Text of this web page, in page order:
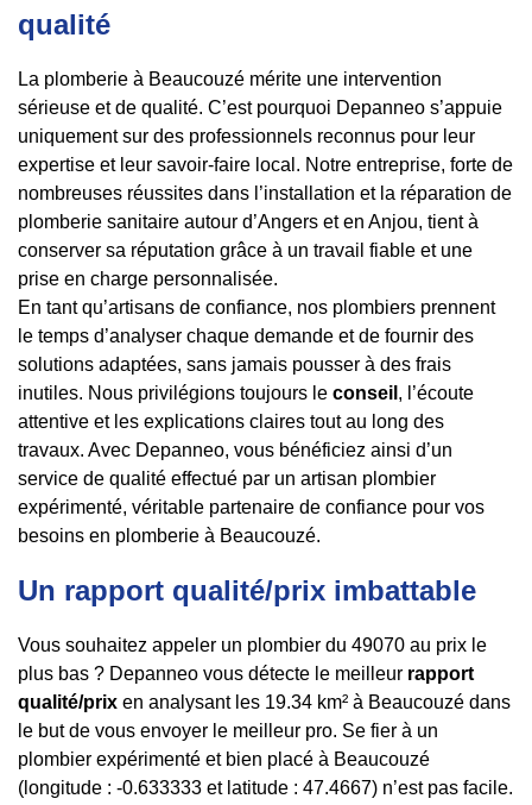
qualité
La plomberie à Beaucouzé mérite une intervention
sérieuse et de qualité. C’est pourquoi Depanneo s’appuie
uniquement sur des professionnels reconnus pour leur
expertise et leur savoir-faire local. Notre entreprise, forte de
nombreuses réussites dans l’installation et la réparation de
plomberie sanitaire autour d’Angers et en Anjou, tient à
conserver sa réputation grâce à un travail fiable et une
prise en charge personnalisée.
En tant qu’artisans de confiance, nos plombiers prennent
le temps d’analyser chaque demande et de fournir des
solutions adaptées, sans jamais pousser à des frais
inutiles. Nous privilégions toujours le conseil , l’écoute
attentive et les explications claires tout au long des
travaux. Avec Depanneo, vous bénéficiez ainsi d’un
service de qualité effectué par un artisan plombier
expérimenté, véritable partenaire de confiance pour vos
besoins en plomberie à Beaucouzé.
Un rapport qualité/prix imbattable
Vous souhaitez appeler un plombier du 49070 au prix le
plus bas ? Depanneo vous détecte le meilleur rapport
qualité/prix en analysant les 19.34 km² à Beaucouzé dans
le but de vous envoyer le meilleur pro. Se fier à un
plombier expérimenté et bien placé à Beaucouzé
(longitude : -0.633333 et latitude : 47.4667) n’est pas facile.